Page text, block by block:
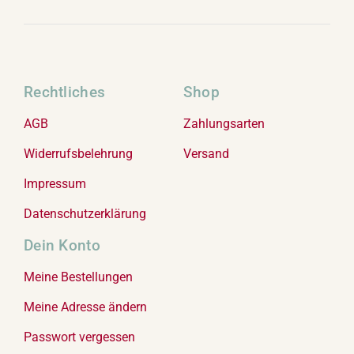
Rechtliches
AGB
Widerrufsbelehrung
Impressum
Datenschutzerklärung
Shop
Zahlungsarten
Versand
Dein Konto
Meine Bestellungen
Meine Adresse ändern
Passwort vergessen